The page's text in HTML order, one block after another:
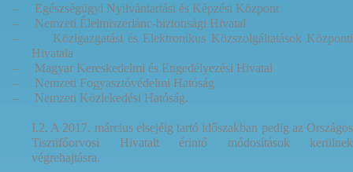
–
Egészségügyi Nyilvántartási és Képzési Központ
–
Nemzeti Élelmiszerlánc-biztonsági Hivatal
–
Közigazgatási és Elektronikus Közszolgáltatások Központi
Hivatala
–
Magyar Kereskedelmi és Engedélyezési Hivatal
–
Nemzeti Fogyasztóvédelmi Hatóság
–
Nemzeti Közlekedési Hatóság.
I.2. A 2017. március elsejéig tartó időszakban pedig az Országos
Tisztifőorvosi Hivatalt érintő módosítások kerülnek
végrehajtásra.